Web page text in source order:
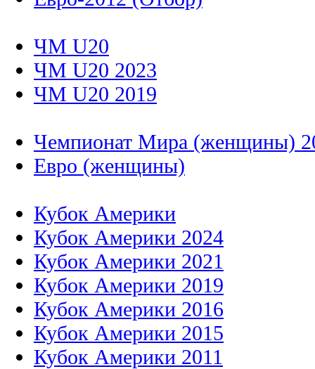
ЧМ U20
ЧМ U20 2023
ЧМ U20 2019
Чемпионат Мира (женщины)
Евро (женщины)
Кубок Америки
Кубок Америки 2024
Кубок Америки 2021
Кубок Америки 2019
Кубок Америки 2016
Кубок Америки 2015
Кубок Америки 2011